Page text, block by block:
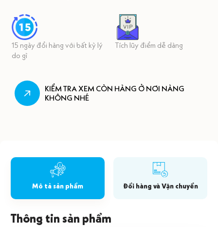
15 ngày đổi hàng với bất kỳ lý
do gì
Tích lũy điểm dễ dàng
KIỂM TRA XEM CÒN HÀNG Ở NƠI NÀNG
KHÔNG NHÉ
Mô tả sản phẩm Đổi hàng và Vận chuyển
Thông tin sản phẩm